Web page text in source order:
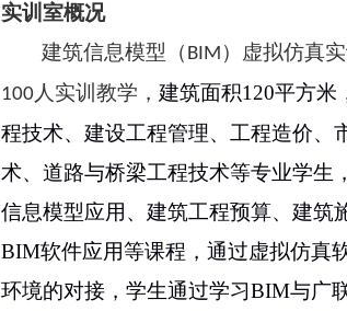
实训室概况
建筑信息模型（ BIM ）虚拟仿真
100 人实训教学， 建筑面积120平方米
程技术、建设工程管理、工程造价、
术、道路与桥梁工程技术等专业学生
信息模型应用、建筑工程预算、建筑
BIM软件应用等课程，通过虚拟仿真
环境的对接，学生通过学习BIM与广